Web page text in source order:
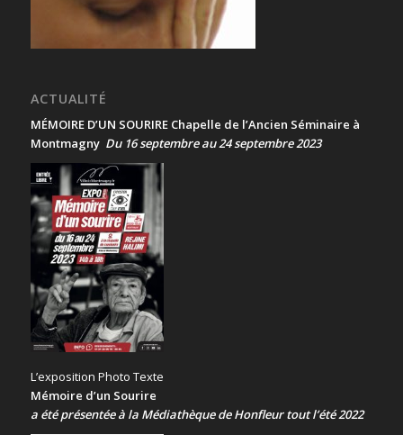
ACTUALITÉ
MÉMOIRE D’UN SOURIRE Chapelle de l’Ancien Séminaire à
Montmagny Du 16 septembre au 24 septembre 2023
L’exposition Photo Texte
Mémoire d’un Sourire
a été présentéeà la Médiathèque de Honfleur tout l’été 2022